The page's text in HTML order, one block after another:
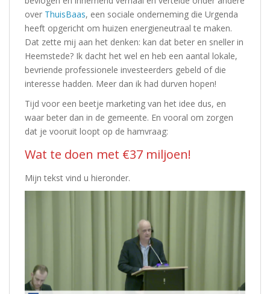
over ThuisBaas, een sociale onderneming die Urgenda
heeft opgericht om huizen energieneutraal te maken.
Dat zette mij aan het denken: kan dat beter en sneller in
Heemstede? Ik dacht het wel en heb een aantal lokale,
bevriende professionele investeerders gebeld of die
interesse hadden. Meer dan ik had durven hopen!
Tijd voor een beetje marketing van het idee dus, en
waar beter dan in de gemeente. En vooral om zorgen
dat je vooruit loopt op de hamvraag:
Wat te doen met €37 miljoen!
Mijn tekst vind u hieronder.